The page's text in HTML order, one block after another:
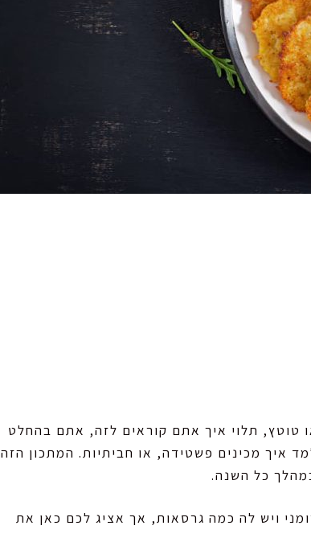
טוטץ, תלוי איך אתם קוראים לזה, אתם בהחלט
איך מכינים פשטידה, או חביתיות. המתכון הזה
כל השנה.
ויש לה כמה גרסאות, אך אציג לכם כאן את